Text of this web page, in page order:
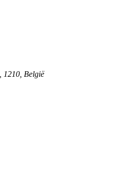
1210 België